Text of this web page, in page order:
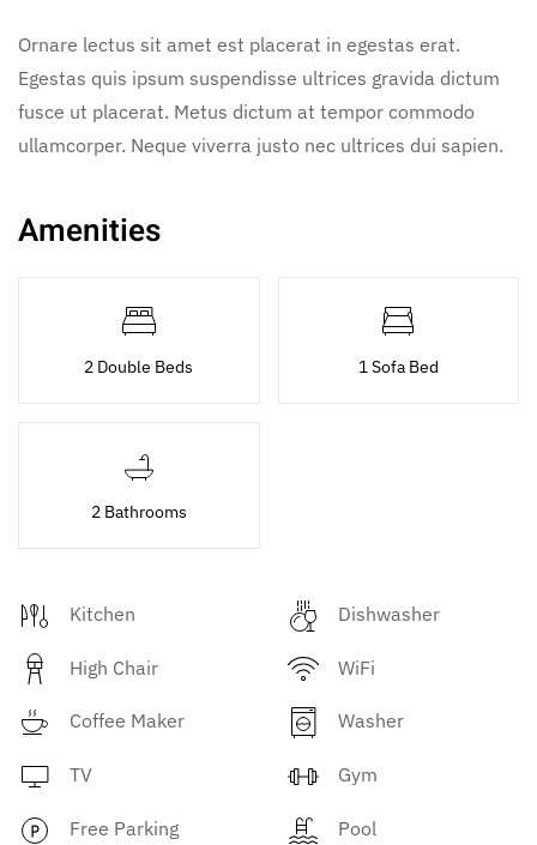
Ornare lectus sit amet est placerat in egestas erat.
Egestas quis ipsum suspendisse ultrices gravida dictum
fusce ut placerat. Metus dictum at tempor commodo
ullamcorper. Neque viverra justo nec ultrices dui sapien.
Amenities
2 Double Beds 1 Sofa Bed
2 Bathrooms
Kitchen Dishwasher
High Chair WiFi
Coffee Maker Washer
TV Gym
Free Parking Pool